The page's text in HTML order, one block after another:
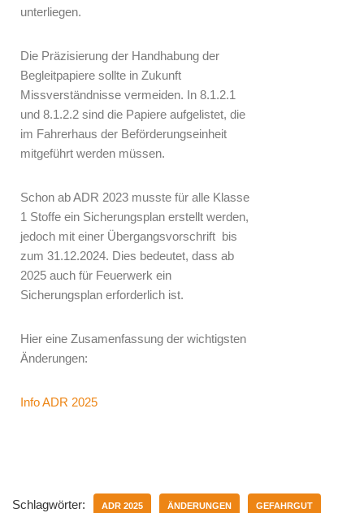
unterliegen.
Die Präzisierung der Handhabung der
Begleitpapiere sollte in Zukunft
Missverständnisse vermeiden. In 8.1.2.1
und 8.1.2.2 sind die Papiere aufgelistet, die
im Fahrerhaus der Beförderungseinheit
mitgeführt werden müssen.
Schon ab ADR 2023 musste für alle Klasse
1 Stoffe ein Sicherungsplan erstellt werden,
jedoch mit einer Übergangsvorschrift bis
zum 31.12.2024. Dies bedeutet, dass ab
2025 auch für Feuerwerk ein
Sicherungsplan erforderlich ist.
Hier eine Zusamenfassung der wichtigsten
Änderungen:
Info ADR 2025
Schlagwörter: ADR 2025 ÄNDERUNGEN GEFAHRGUT